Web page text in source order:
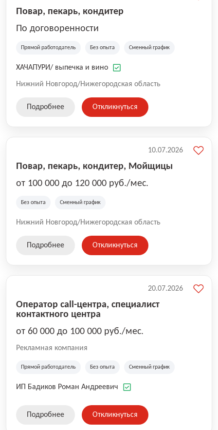
Повар, пекарь, кондитер
По договоренности
Прямой работодатель Без опыта Сменный график
ХАЧАПУРИ/ выпечка и вино
Нижний Новгород/Нижегородская область
Подробнее Откликнуться
Повар, пекарь, кондитер, Мойщицы
от 100 000 до 120 000 руб./мес.
Без опыта Сменный график
Нижний Новгород/Нижегородская область
10.07.2026
Подробнее Откликнуться
Оператор call-центра, специалист
контактного центра
от 60 000 до 100 000 руб./мес.
Рекламная компания
Прямой работодатель Без опыта Сменный график
ИП Бадиков Роман Андреевич
20.07.2026
Подробнее Откликнуться